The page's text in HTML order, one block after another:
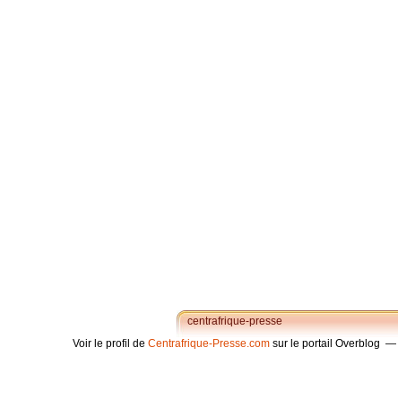
centrafrique-presse
Voir le profil de Centrafrique-Presse.com sur le portail Overblog